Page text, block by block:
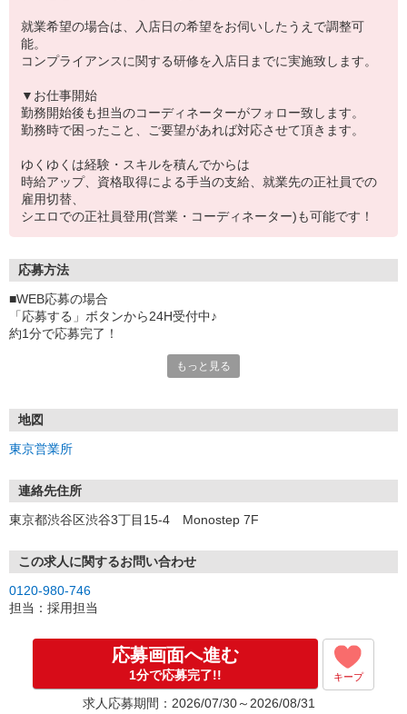
就業希望の場合は、入店日の希望をお伺いしたうえで調整可
能。
コンプライアンスに関する研修を入店日までに実施致します。
▼お仕事開始
勤務開始後も担当のコーディネーターがフォロー致します。
勤務時で困ったこと、ご要望があれば対応させて頂きます。
ゆくゆくは経験・スキルを積んでからは
時給アップ、資格取得による手当の支給、就業先の正社員での
雇用切替、
シエロでの正社員登用(営業・コーディネーター)も可能です！
応募方法
■WEB応募の場合
「応募する」ボタンから24H受付中♪
約1分で応募完了！
①応募から3営業日を目安に、メールorお電話でご連絡します。
★スマホでWEB面接（LINEなど）・出張面接・事務所面接と選べま
す
③面接実施（履歴書不要）
※ご希望があれば、職場見学の調整もOKです！
お気軽にご応募ください♪
もっと見る
地図
東京営業所
連絡先住所
東京都渋谷区渋谷3丁目15-4 Monostep 7F
この求人に関するお問い合わせ
0120-980-746
担当：採用担当
応募画面へ進む
1分で応募完了!! キープ
求人応募期間：2026/07/30～2026/08/31